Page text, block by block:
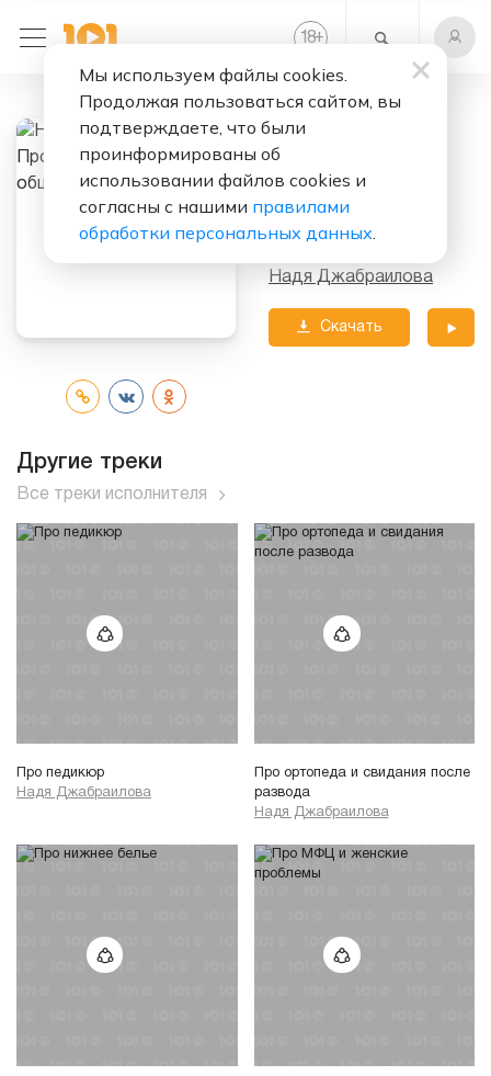
18+
Про ссоры в
общественных
местах
Надя Джабраилова
Скачать
Другие треки
Все треки исполнителя
Про педикюр
Надя Джабраилова
Про ортопеда и свидания после
развода
Надя Джабраилова
Мы используем файлы cookies.
Продолжая пользоваться сайтом, вы
подтверждаете, что были
проинформированы об
использовании файлов cookies и
согласны с нашими правилами
обработки персональных данных.